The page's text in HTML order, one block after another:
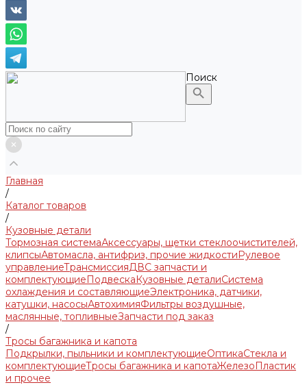
Поиск
Главная
/
Каталог товаров
/
Кузовные детали
Тормозная системаАксессуары, щетки стеклоочистителей,
клипсыАвтомасла, антифриз, прочие жидкостиРулевое
управлениеТрансмиссияДВС запчасти и
комплектующиеПодвескаКузовные деталиСистема
охлаждения и составляющиеЭлектроника, датчики,
катушки, насосыАвтохимияФильтры воздушные,
маслянные, топливныеЗапчасти под заказ
/
Тросы багажника и капота
Подкрылки, пыльники и комплектующиеОптикаСтекла и
комплектующиеТросы багажника и капотаЖелезоПластик
и прочее